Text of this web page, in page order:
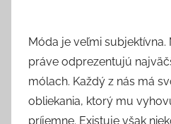
Móda je veľmi subjektívna.
práve odprezentujú
mólach. Každý z nás má
obliekania, ktorý mu
príjemne. Existuje však